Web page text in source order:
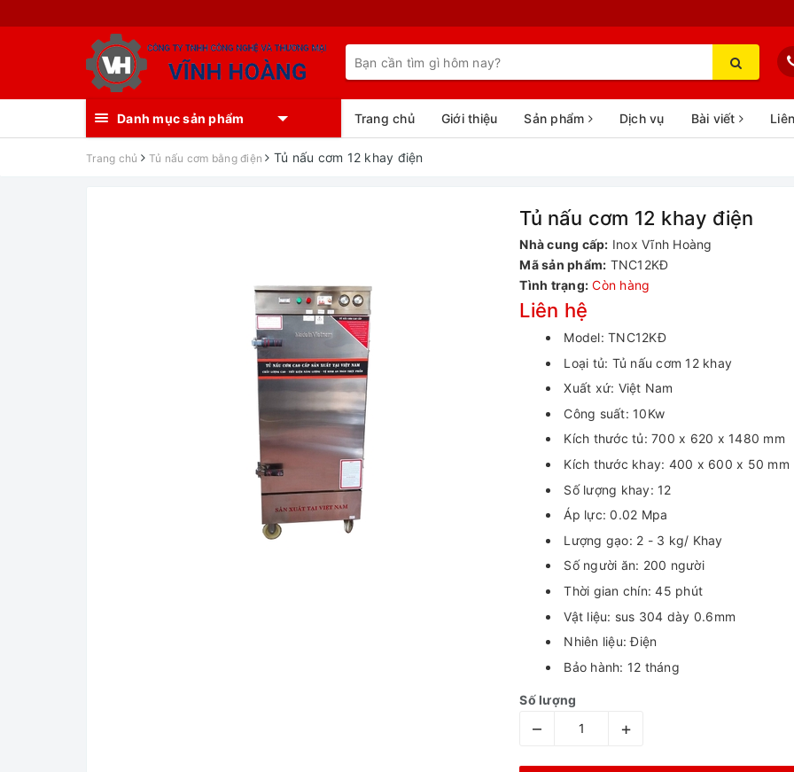
Danh mục sản phẩm Trang chủ Giới thiệu Sản phẩm Dịch vụ Bài viết
Trang chủ Tủ nấu cơm bằng điện Tủ nấu cơm 12 khay điện
Tủ nấu cơm 12 khay điện
Nhà cung cấp: Inox Vĩnh Hoàng
Mã sản phẩm: TNC12KĐ
Tình trạng: Còn hàng
Liên hệ
Model: TNC12KĐ
Loại tủ: Tủ nấu cơm 12 khay
Xuất xứ: Việt Nam
Công suất: 10Kw
Kích thước tủ: 700 x 620 x 1480 mm
Kích thước khay: 400 x 600 x 50 mm
Số lượng khay: 12
Áp lực: 0.02 Mpa
Lượng gạo: 2 - 3 kg/ Khay
Số người ăn: 200 người
Thời gian chín: 45 phút
Vật liệu: sus 304 dày 0.6mm
Nhiên liệu: Điện
Bảo hành: 12 tháng
Số lượng
– +